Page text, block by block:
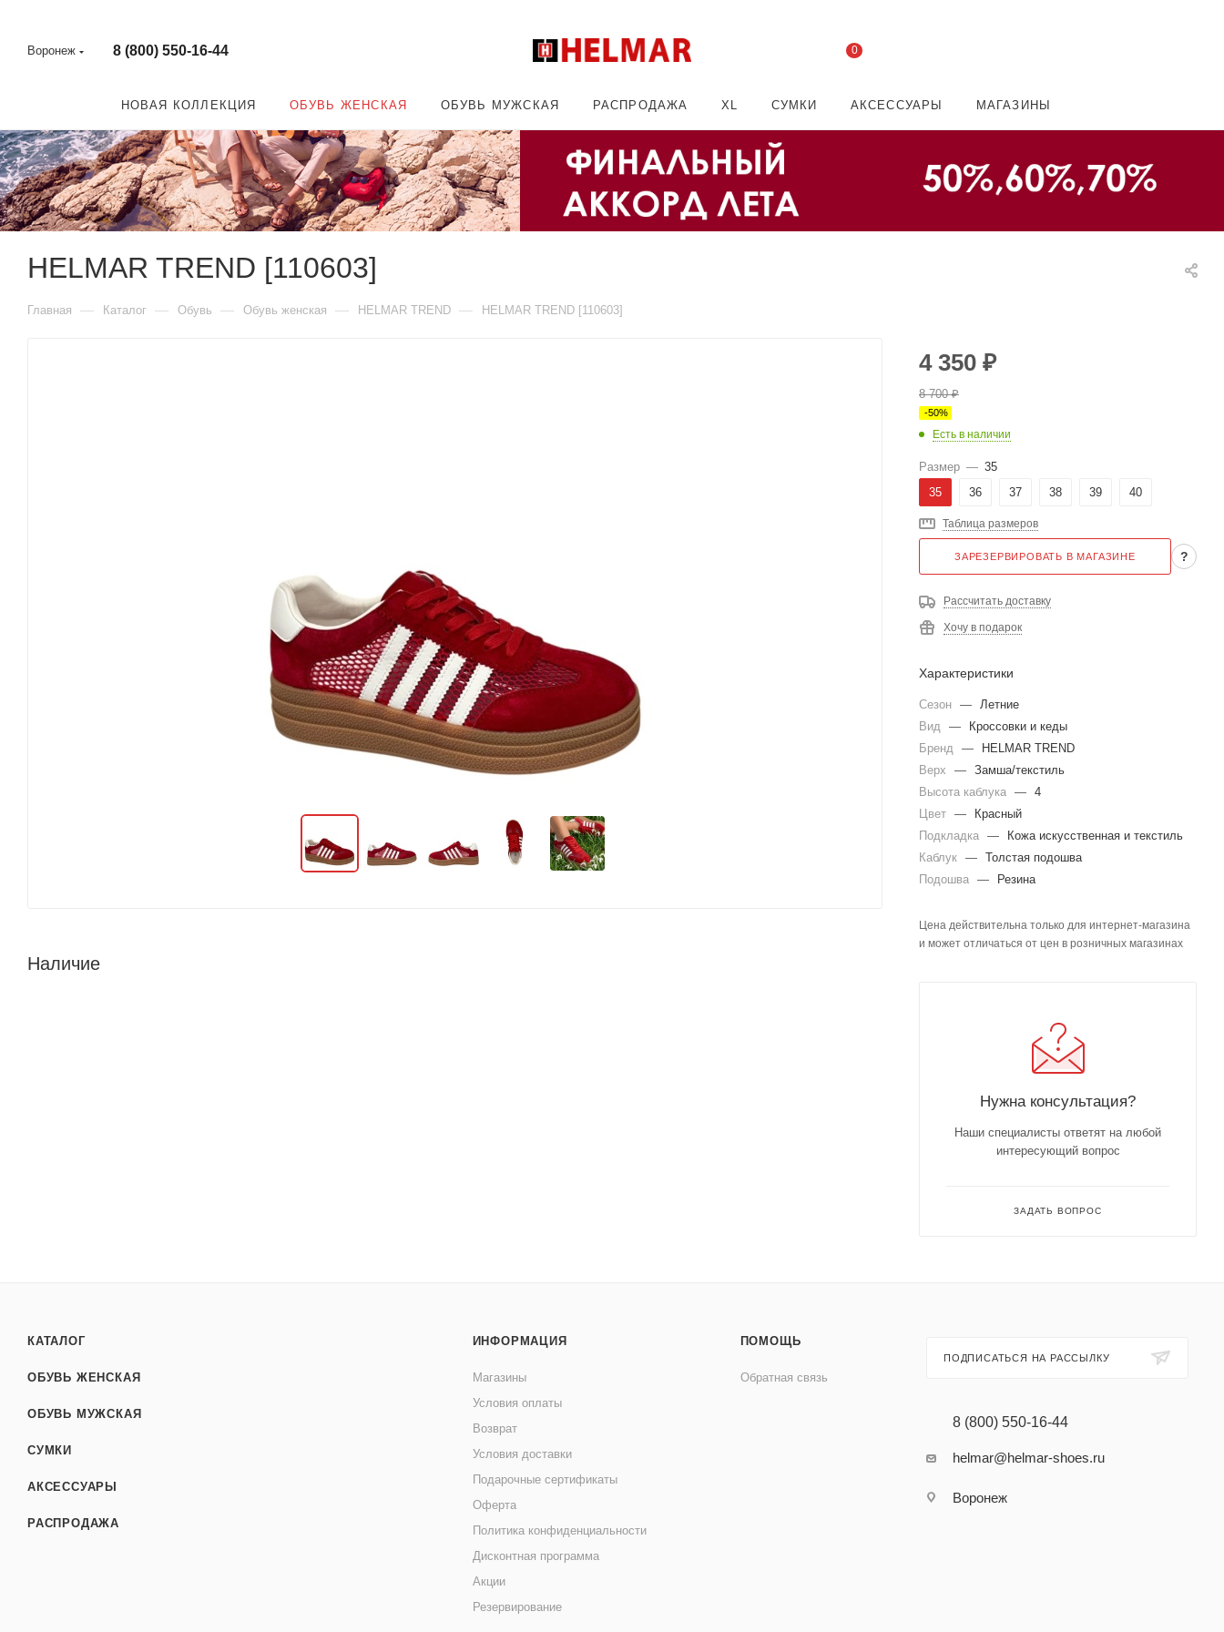
Воронеж 8 (800) 550-16-44 0
НОВАЯ КОЛЛЕКЦИЯ ОБУВЬ ЖЕНСКАЯ ОБУВЬ МУЖСКАЯ РАСПРОДАЖА XL СУМКИ АКСЕССУАРЫ МАГАЗИНЫ
HELMAR TREND [110603]
Главная — Каталог — Обувь — Обувь женская — HELMAR TREND — HELMAR TREND [110603]
Наличие
4 350 ₽
8 700₽
-50%
Есть в наличии
Размер — 35
35
36 37 38 39 40
Таблица размеров
ЗАРЕЗЕРВИРОВАТЬ В МАГАЗИНЕ ?
Рассчитать доставку
Хочу в подарок
Характеристики
Сезон — Летние
Вид —
Кроссовки и кеды
Бренд —
HELMAR TREND
Верх
— Замша/текстиль
Высота каблука — 4
Цвет —
Красный
Подкладка —
Кожа искусственная и текстиль
Каблук — Толстая подошва
Подошва — Резина
Цена действительна только для интернет-магазина
и может отличаться от цен в розничных магазинах
Нужна консультация?
Наши специалисты ответят на любой
интересующий вопрос
ЗАДАТЬ ВОПРОС
КАТАЛОГ
ОБУВЬ ЖЕНСКАЯ
ОБУВЬ МУЖСКАЯ
СУМКИ
АКСЕССУАРЫ
РАСПРОДАЖА
ИНФОРМАЦИЯ
Магазины
Условия оплаты
Возврат
Условия доставки
Подарочные сертификаты
Оферта
Политика конфиденциальности
Дисконтная программа
Акции
Резервирование
ПОМОЩЬ
Обратная связь
ПОДПИСАТЬСЯ НА РАССЫЛКУ
8 (800) 550-16-44
helmar@helmar-shoes.ru
Воронеж